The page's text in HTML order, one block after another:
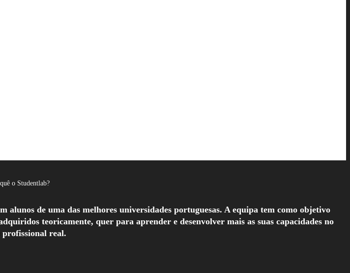
o Studentlab?
alunos de uma das melhores universidades portuguesas. A equipa tem como objetivo
teoricamente, quer para aprender e desenvolver mais as suas capacidades no
profissional real.